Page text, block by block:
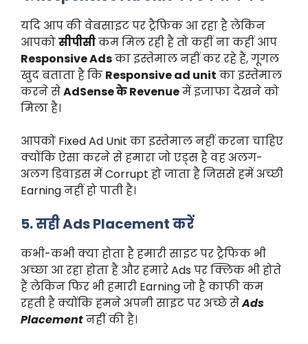
यदि आप की वेबसाइट पर ट्रैफिक आ रहा है लेकिन
आपकोसीपीसीकम मिल रही है तो कहीं ना कहीं आप
Responsive Adsका इस्तेमाल नहीं कर रहे हैं, गूगल
खुद बताता है कि Responsive ad unit का इस्तेमाल
करने सेAdSense के Revenueमें इजाफा देखने को
मिला है।
आपको Fixed Ad Unit का इस्तेमाल नहीं करना चाहिए
क्योंकि ऐसा करने से हमारा जो एड्स है वह अलग-
अलग डिवाइस में Corrupt हो जाता है जिससे हमें अच्छी
Earning नहीं हो पाती है।
5. सही Ads Placement करें
कभी-कभी क्या होता है हमारी साइट पर ट्रैफिक भी
अच्छा आ रहा होता है और हमारे Ads पर क्लिक भी होते
हैं लेकिन फिर भी हमारी Earning जो है काफी कम
रहती है क्योंकि हमने अपनी साइट पर अच्छे सेAds
Placementनहीं की है।